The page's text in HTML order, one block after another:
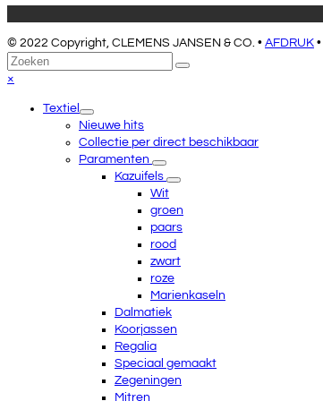
© 2022 Copyright, CLEMENS JANSEN & CO. • AFDRUK •
Terug
naar
Zoeken
Verzenden
×
menuTextiel
Nieuwe hits
Collectie per direct beschikbaar
Paramenten
Kazuifels
Wit
groen
paars
rood
zwart
roze
Marienkaseln
Dalmatiek
Koorjassen
Regalia
Speciaal gemaakt
Zegeningen
Mitren